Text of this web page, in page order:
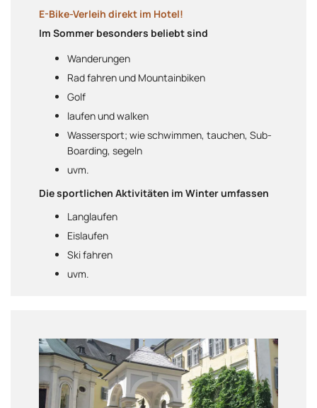
E-Bike-Verleih direkt im Hotel!
Im Sommer besonders beliebt sind
Wanderungen
Rad fahren und Mountainbiken
Golf
laufen und walken
Wassersport; wie schwimmen, tauchen, Sub-
Boarding, segeln
uvm.
Die sportlichen Aktivitäten im Winter umfassen
Langlaufen
Eislaufen
Ski fahren
uvm.